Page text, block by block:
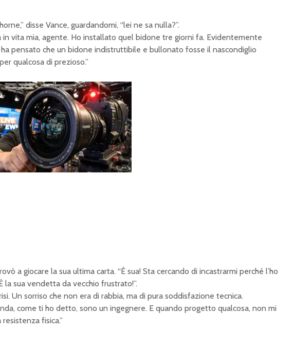
disse Vance, guardandomi, “lei ne sa nulla?”.
in vita mia, agente. Ho installato quel bidone tre giorni fa. Evidentemente
pensato che un bidone indistruttibile e bullonato fosse il nascondiglio
qualcosa di prezioso.”
L
o
a giocare la sua ultima carta. “È sua! Sta cercando di incastrarmi perché l’ho
la sua vendetta da vecchio frustrato!”.
Un sorriso che non era di rabbia, ma di pura soddisfazione tecnica.
come ti ho detto, sono un ingegnere. E quando progetto qualcosa, non mi
fisica.”